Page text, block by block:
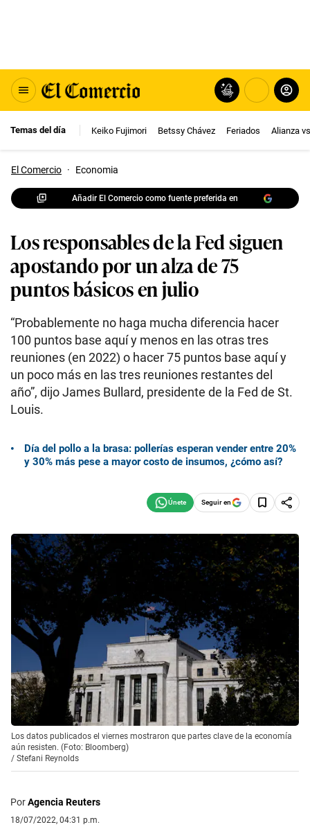
Temas del día Keiko Fujimori Betssy Chávez Feriados Alianza
El Comercio · Economia
Añadir El Comercio como fuente preferida en
Los responsables de la Fed siguen
apostando por un alza de 75
puntos básicos en julio
“Probablemente no haga mucha diferencia hacer
100 puntos base aquí y menos en las otras tres
reuniones (en 2022) o hacer 75 puntos base aquí y
un poco más en las tres reuniones restantes del
año”, dijo James Bullard, presidente de la Fed de St.
Louis.
Día del pollo a la brasa: pollerías esperan vender entre 20%
y 30% más pese a mayor costo de insumos, ¿cómo así?
Seguir en
Los datos publicados el viernes mostraron que partes clave de la economía
aún resisten. (Foto: Bloomberg)
/ Stefani Reynolds
PorAgencia Reuters
18/07/2022, 04:31 p.m.